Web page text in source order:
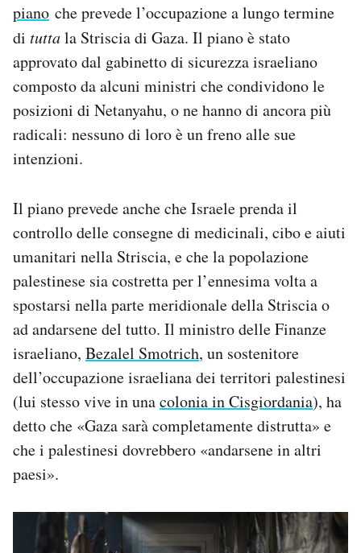
piano che prevede l’occupazione a lungo termine
di tuttala Striscia di Gaza. Il piano è stato
approvato dal gabinetto di sicurezza israeliano
composto da alcuni ministri che condividono le
posizioni di Netanyahu, o ne hanno di ancora più
radicali: nessuno di loro è un freno alle sue
intenzioni.
Il piano prevede anche che Israele prenda il
controllo delle consegne di medicinali, cibo e aiuti
umanitari nella Striscia, e che la popolazione
palestinese sia costretta per l’ennesima volta a
spostarsi nella parte meridionale della Striscia o
ad andarsene del tutto. Il ministro delle Finanze
israeliano, Bezalel Smotrich, un sostenitore
dell’occupazione israeliana dei territori palestinesi
(lui stesso vive in unacolonia in Cisgiordania), ha
detto che «Gaza sarà completamente distrutta» e
che i palestinesi dovrebbero «andarsene in altri
paesi».